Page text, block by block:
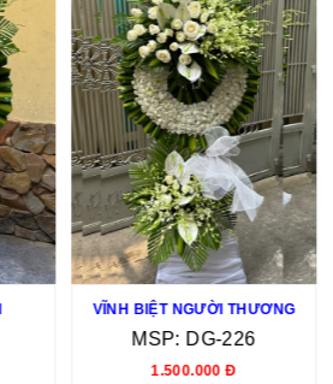
VĨNH BIỆT NGƯỜI THƯƠNG
MSP: DG-226
1.500.000 Đ